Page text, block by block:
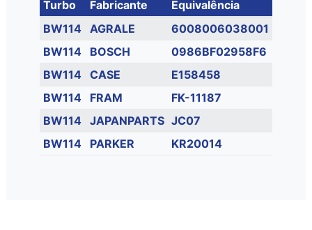
Turbo
Fabricante
Equivalência
BW114
AGRALE
6008006038001
BW114
BOSCH
0986BF02958F6
BW114
CASE
E158458
BW114
FRAM
FK-11187
BW114
JAPANPARTS JC07
BW114
PARKER KR20014